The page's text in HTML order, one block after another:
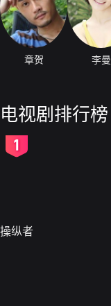
章贺 李曼
电视剧排行榜
操纵者